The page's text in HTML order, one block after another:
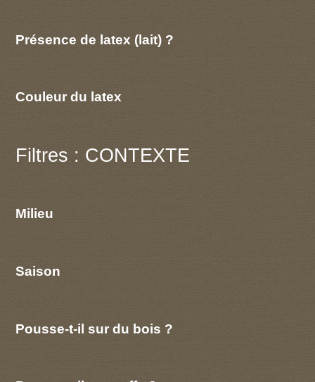
Présence de latex (lait) ?
Couleur du latex
Filtres : CONTEXTE
Milieu
Saison
Pousse-t-il sur du bois ?